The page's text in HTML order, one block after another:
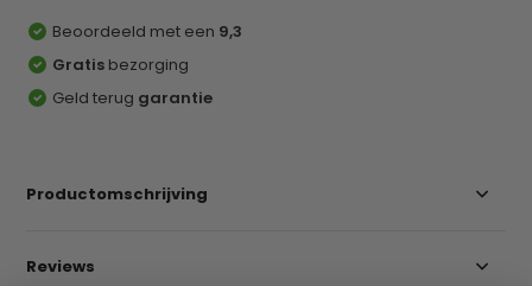
Beoordeeld met een 9,3
Gratis bezorging
Geld terug garantie
Productomschrijving
Reviews